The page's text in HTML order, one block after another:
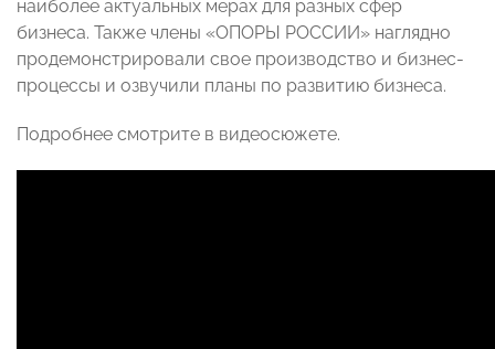
наиболее актуальных мерах для разных сфер
бизнеса. Также члены «ОПОРЫ РОССИИ» наглядно
продемонстрировали свое производство и бизнес-
процессы и озвучили планы по развитию бизнеса.
Подробнее смотрите в видеосюжете.